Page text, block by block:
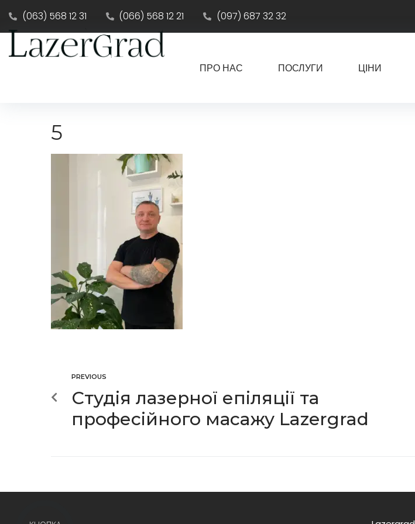
(063) 568 12 31 (066) 568 12 21 (097) 687 32 32
ПРО НАС ПОСЛУГИ ЦІНИ
5
PREVIOUS
Студія лазерної епіляції та
професійного масажу Lazergrad